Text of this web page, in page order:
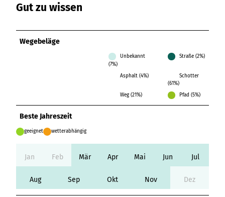
Variante 1
Variante 3
Variante 2
Variante 3
Variante 5
Zitat
Variante 0
Variante 1
Variante 2
Gut zu wissen
Wegebeläge
Unbekannt
(7%)
Straße (2%)
Asphalt (4%)
Schotter
(61%)
Weg (21%)
Pfad (5%)
Beste Jahreszeit
geeignet wetterabhängig
Jan Feb Mär Apr Mai Jun Jul
Aug Sep Okt Nov Dez